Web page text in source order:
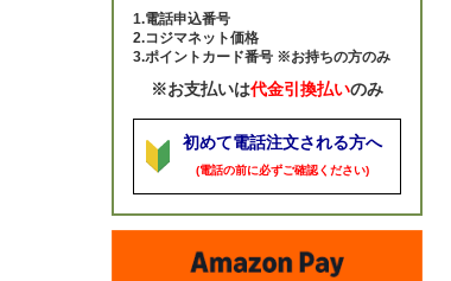
1.電話申込番号
2.コジマネット価格
3.ポイントカード番号 ※お持ちの方のみ
※お支払いは代金引換払いのみ
初めて電話注文される方へ
(電話の前に必ずご確認ください)